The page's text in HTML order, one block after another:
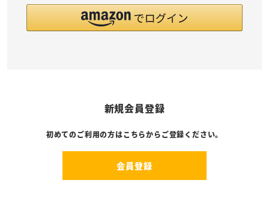
新規会員登録
初めてのご利用の方はこちらからご登録ください。
会員登録